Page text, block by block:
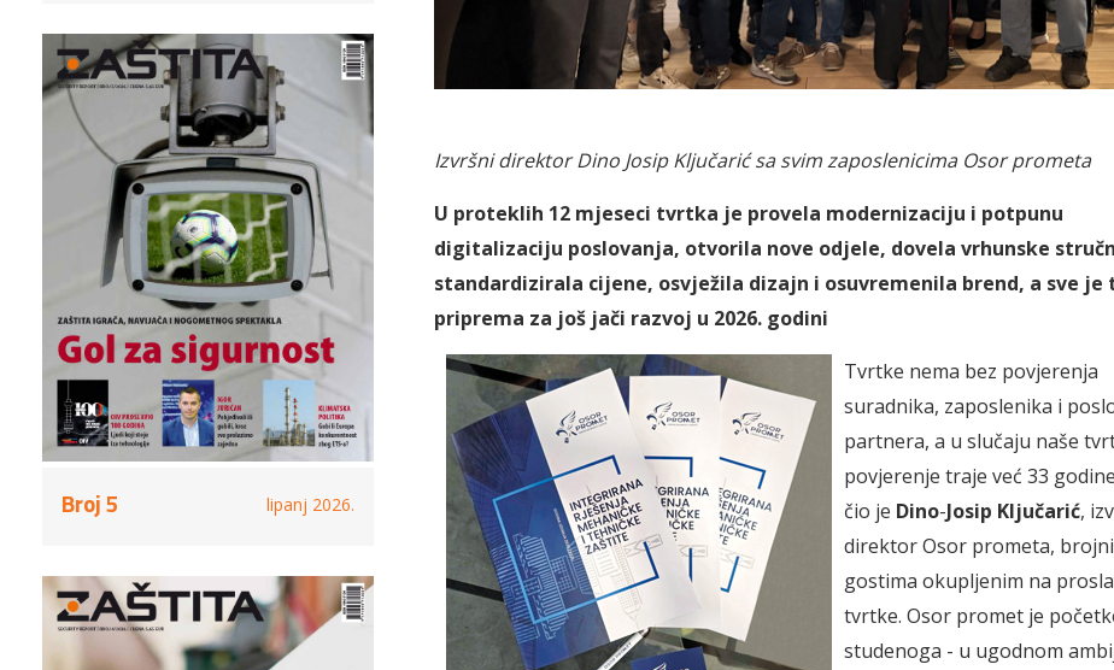
Broj 5 lipanj 2026.
Izvršni direktor Dino Josip Ključarić sa svim zaposlenicima Osor prometa
U proteklih 12 mjeseci tvrtka je provela modernizaciju i potpunu
digitalizaciju poslovanja, otvorila nove odjele, dovela vrhunske
standardizirala cijene, osvježila dizajn i osuvremenila brend, a sve je
priprema za još jači razvoj u 2026. godini
Tvrtke nema bez povjerenja
suradnika, zaposlenika i
partnera, a u slučaju naše
povjerenje traje već 33
čio je Dino-Josip Ključarić,
direktor Osor prome­­ta,
gostima okupljenim na
tvrtke. Osor promet je
studenoga - u ugodnom